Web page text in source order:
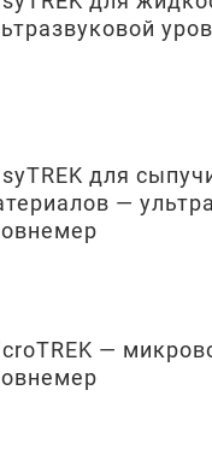
для
—
—